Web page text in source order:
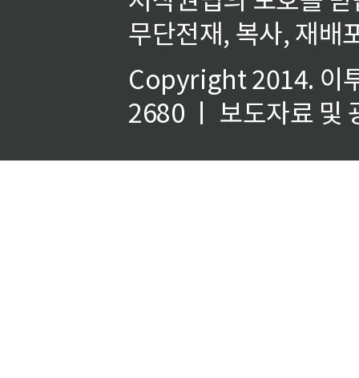
무단전재, 복사, 재배
Copyright 2014. 이
2680 ㅣ 보도자료